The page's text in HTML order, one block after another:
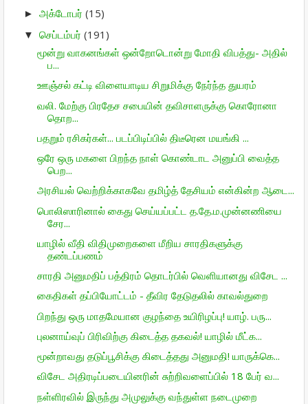
► அக்டோபர் (15)
▼ செப்டம்பர் (191)
மூன்று வாகனங்கள் ஒன்றோடொன்று மோதி விபத்து- அதில்
ப...
ஊஞ்சல் கட்டி விளையாடிய சிறுமிக்கு நேர்ந்த துயரம்
வலி. மேற்கு பிரதேச சபையின் தவிசாளருக்கு கொரோனா
தொற...
பதறும் ரசிகர்கள்... படப்பிடிப்பில் திடீரென மயங்கி ...
ஒரே ஒரு மகளை பிறந்த நாள் கொண்டாட அனுப்பி வைத்த
பெற...
அரசியல் வெற்றிக்காகவே தமிழ்த் தேசியம் என்கின்ற ஆடை...
பொலிஸாரினால் கைது செய்யப்பட்ட த.தே.ம.முன்னணியை
சேர...
யாழில் வீதி விதிமுறைகளை மீறிய சாரதிகளுக்கு
தண்டப்பணம்
சாரதி அனுமதிப் பத்திரம் தொடர்பில் வெளியானது விசேட ...
கைதிகள் தப்பியோட்டம் - தீவிர தேடுதலில் காவல்துறை
பிறந்து ஒரு மாதமேயான குழந்தை உயிரிழப்பு! யாழ். பரு...
புலனாய்வுப் பிரிவிற்கு கிடைத்த தகவல்! யாழில் மீட்க...
மூன்றாவது தடுப்பூசிக்கு கிடைத்தது அனுமதி! யாருக்கெ...
விசேட அதிரடிப்படையினரின் சுற்றிவளைப்பில் 18 பேர் வ...
நள்ளிரவில் இருந்து அமுலுக்கு வந்துள்ள நடைமுறை